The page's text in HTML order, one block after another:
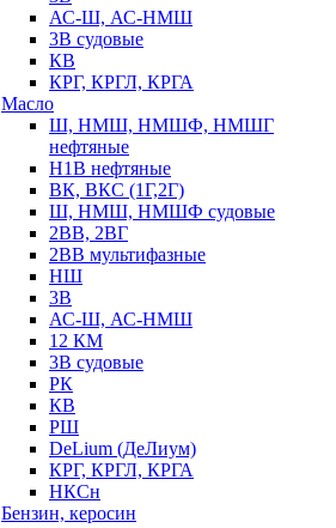
АС-Ш, АС-НМШ
3В судовые
КВ
КРГ, КРГЛ, КРГА
Масло
Ш, НМШ, НМШФ, НМШГ
нефтяные
Н1В нефтяные
ВК, ВКС (1Г,2Г)
Ш, НМШ, НМШФ судовые
2ВВ, 2ВГ
2ВВ мультифазные
НШ
3В
АС-Ш, АС-НМШ
12 КМ
3В судовые
РК
КВ
РШ
DeLium (ДеЛиум)
КРГ, КРГЛ, КРГА
НКСн
Бензин, керосин